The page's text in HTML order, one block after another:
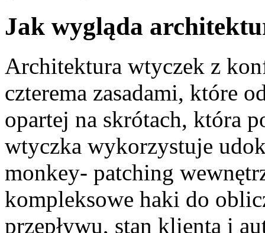
Jak wygląda
Architektura wtyczek z
czterema zasadami, które
opartej na skrótach, która
wtyczka wykorzystuje
monkey- patching
kompleksowe haki do
przepływu, stan klienta i